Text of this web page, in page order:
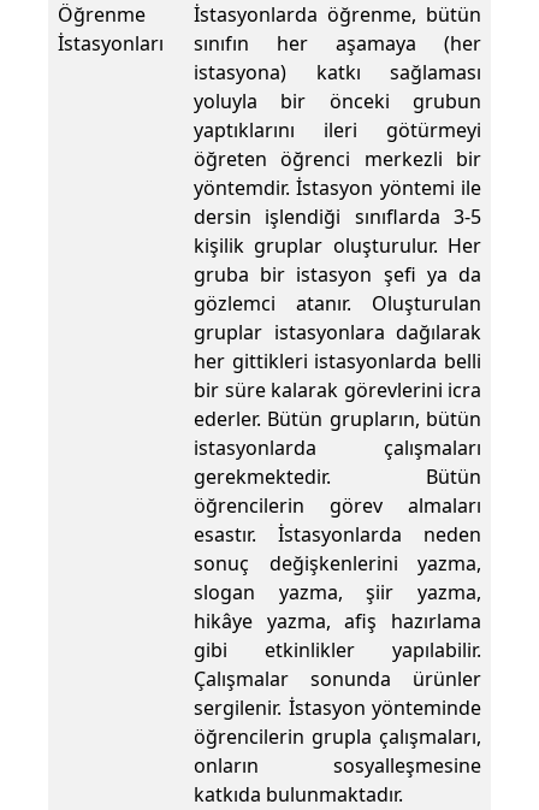
Öğrenme
İstasyonları
İstasyonlarda öğrenme, bütün
sınıfın her aşamaya (her
istasyona) katkı sağlaması
yoluyla bir önceki grubun
yaptıklarını ileri götürmeyi
öğreten öğrenci merkezli bir
yöntemdir. İstasyon yöntemi ile
dersin işlendiği sınıflarda 3-5
kişilik gruplar oluşturulur. Her
gruba bir istasyon şefi ya da
gözlemci atanır. Oluşturulan
gruplar istasyonlara dağılarak
her gittikleri istasyonlarda belli
bir süre kalarak görevlerini icra
ederler. Bütün grupların, bütün
istasyonlarda çalışmaları
gerekmektedir. Bütün
öğrencilerin görev almaları
esastır. İstasyonlarda neden
sonuç değişkenlerini yazma,
slogan yazma, şiir yazma,
hikâye yazma, afiş hazırlama
gibi etkinlikler yapılabilir.
Çalışmalar sonunda ürünler
sergilenir. İstasyon yönteminde
öğrencilerin grupla çalışmaları,
onların sosyalleşmesine
katkıda bulunmaktadır.